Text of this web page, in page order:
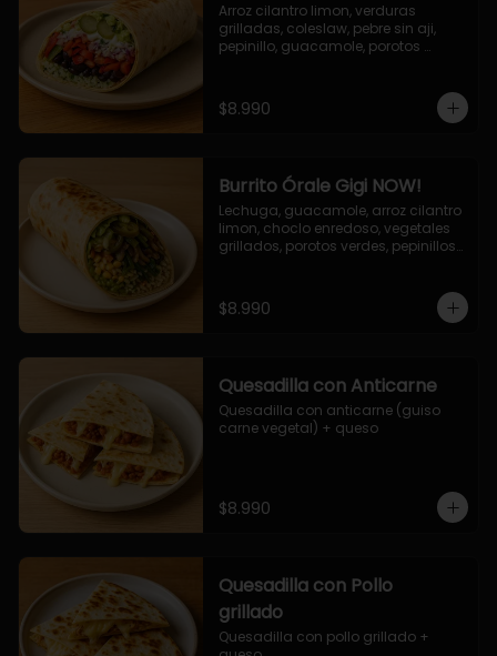
Arroz cilantro limon, verduras
grilladas, coleslaw, pebre sin aji,
pepinillo, guacamole, porotos
$8.990
Burrito Órale Gigi NOW!
Lechuga, guacamole, arroz cilantro
limon, choclo enredoso, vegetales
grillados, porotos verdes, pepinillos
$8.990
Quesadilla con Anticarne
Quesadilla con anticarne (guiso
carne vegetal) + queso
$8.990
Quesadilla con Pollo
grillado
Quesadilla con pollo grillado +